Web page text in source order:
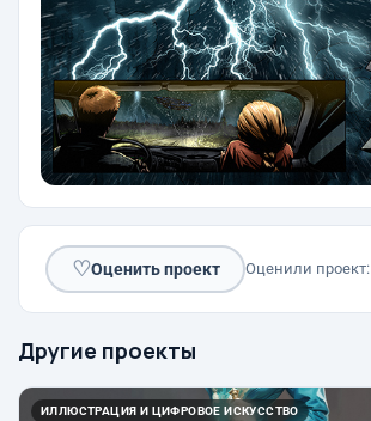
♡Оценить проект Оценили проект:
Другие проекты
ИЛЛЮСТРАЦИЯ И ЦИФРОВОЕ ИСКУССТВО